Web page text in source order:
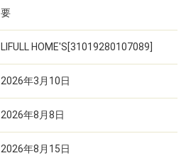
要
LIFULL HOME'S[31019280107089]
2026年3月10日
2026年8月8日
2026年8月15日